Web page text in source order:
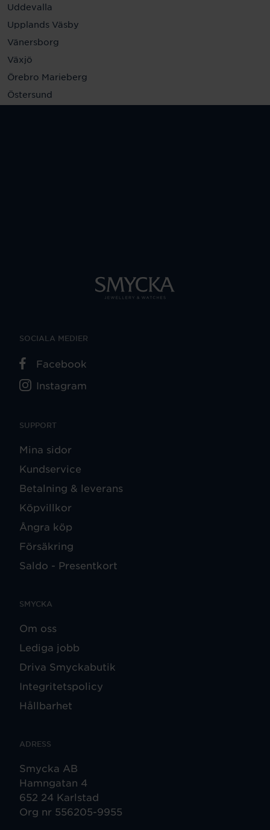
Uddevalla
Upplands Väsby
Vänersborg
Växjö
Örebro Marieberg
Östersund
SUPPORT
Mina sidor
Kundservice
Betalning & leverans
Köpvillkor
Ångra köp
Försäkring
Saldo - Presentkort
SMYCKA
Om oss
Lediga jobb
Driva Smyckabutik
Integritetspolicy
Hållbarhet
ADRESS
Smycka AB
Hamngatan 4
652 24 Karlstad
Org nr 556205-9955
SOCIALA MEDIER
Facebook
Instagram